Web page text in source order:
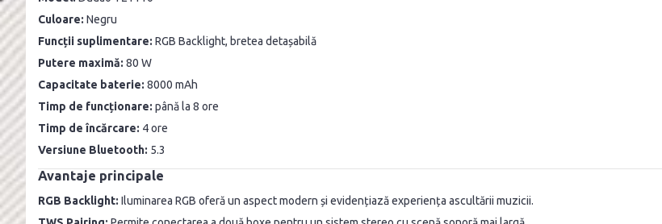
Culoare: Negru
Funcții suplimentare: RGB Backlight, bretea detașabilă
Putere maximă: 80 W
Capacitate baterie: 8000 mAh
Timp de funcționare: până la 8 ore
Timp de încărcare: 4 ore
Versiune Bluetooth: 5.3
Avantaje principale
RGB Backlight: Iluminarea RGB oferă un aspect modern și evidențiază experiența ascultării muzicii.